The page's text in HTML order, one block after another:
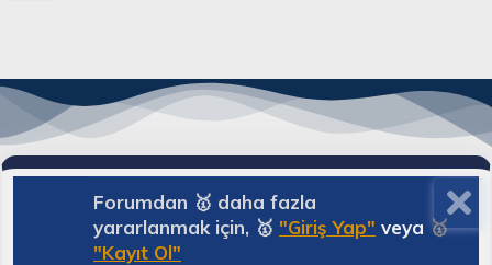
Forumdan 🥇 daha fazla
yararlanmak için, 🥇 "Giriş Yap" veya 🥇
"Kayıt Ol"